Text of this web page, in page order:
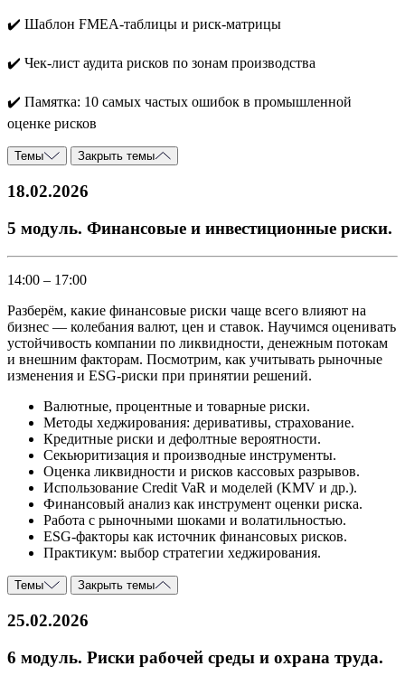
✔️ Шаблон FMEA-таблицы и риск-матрицы
✔️ Чек-лист аудита рисков по зонам производства
✔️ Памятка: 10 самых частых ошибок в промышленной
оценке рисков
Темы Закрыть темы
18.02.2026
5 модуль. Финансовые и инвестиционные риски.
14:00 – 17:00
Разберём, какие финансовые риски чаще всего влияют на
бизнес — колебания валют, цен и ставок. Научимся оценивать
устойчивость компании по ликвидности, денежным потокам
и внешним факторам. Посмотрим, как учитывать рыночные
изменения и ESG-риски при принятии решений.
Валютные, процентные и товарные риски.
Методы хеджирования: деривативы, страхование.
Кредитные риски и дефолтные вероятности.
Секьюритизация и производные инструменты.
Оценка ликвидности и рисков кассовых разрывов.
Использование Credit VaR и моделей (KMV и др.).
Финансовый анализ как инструмент оценки риска.
Работа с рыночными шоками и волатильностью.
ESG-факторы как источник финансовых рисков.
Практикум: выбор стратегии хеджирования.
Темы Закрыть темы
25.02.2026
6 модуль. Риски рабочей среды и охрана труда.